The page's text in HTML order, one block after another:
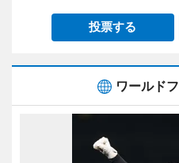
投票する
ワールド